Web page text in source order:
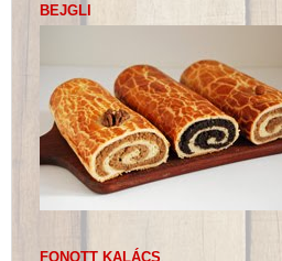
BEJGLI
FONOTT KALÁCS